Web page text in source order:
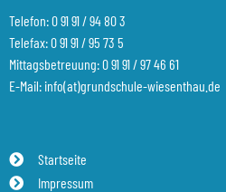
Telefon:0 91 91 / 94 80 3
Telefax: 0 91 91 / 95 73 5
Mittagsbetreuung:0 91 91 / 97 46 61
E-Mail: info(at)grundschule-wiesenthau.de
Startseite
Impressum